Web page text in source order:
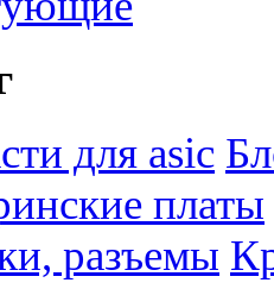
для asic
платы
разъемы